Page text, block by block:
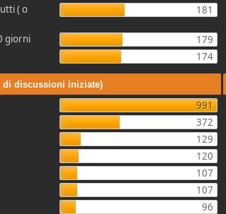
( o
181
giorni
179
174
di discussioni iniziate)
991
372
129
120
107
107
96